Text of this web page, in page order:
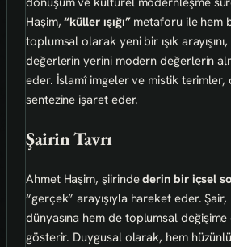
Haşim,“küller ışığı”metaforu ile hem
toplumsal olarak yeni bir ışık
değerlerin yerini modern değerlerin
eder. İslamî imgeler ve mistik
sentezine işaret eder.
Şairin Tavrı
Ahmet Haşim, şiirindederin bir içsel
“gerçek” arayışıyla hareket eder.
dünyasına hem de toplumsal değişime
gösterir. Duygusal olarak, hem